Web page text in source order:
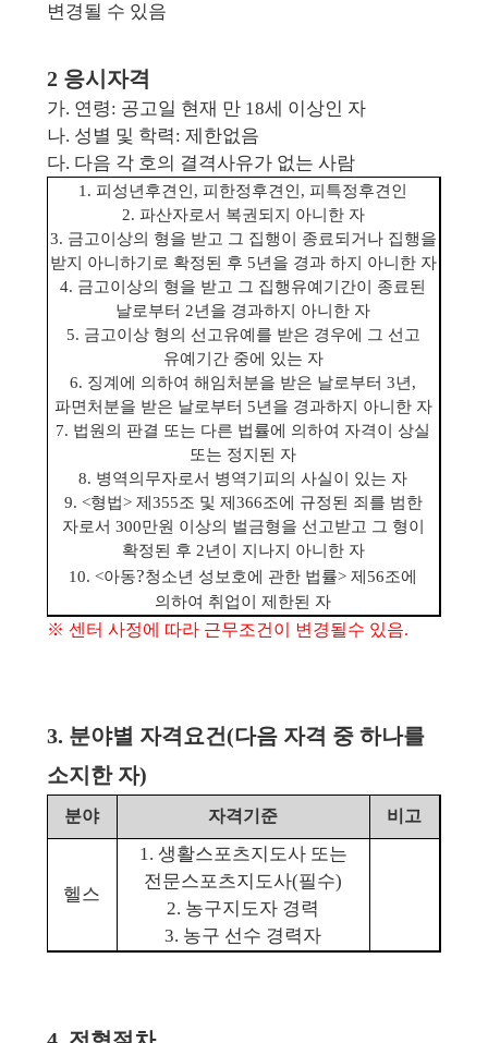
변경될 수 있음
2 응시자격
가. 연령: 공고일 현재 만 18세 이상인 자
나. 성별 및 학력: 제한없음
다. 다음 각 호의 결격사유가 없는 사람
1. 피성년후견인, 피한정후견인, 피특정후견인
2. 파산자로서 복권되지 아니한 자
3. 금고이상의 형을 받고 그 집행이 종료되거나 집행을
받지 아니하기로 확정된 후 5년을 경과 하지 아니한 자
4. 금고이상의 형을 받고 그 집행유예기간이 종료된
날로부터 2년을 경과하지 아니한 자
5. 금고이상 형의 선고유예를 받은 경우에 그 선고
유예기간 중에 있는 자
6. 징계에 의하여 해임처분을 받은 날로부터 3년,
파면처분을 받은 날로부터 5년을 경과하지 아니한 자
7. 법원의 판결 또는 다른 법률에 의하여 자격이 상실
또는 정지된 자
8. 병역의무자로서 병역기피의 사실이 있는 자
9. <형법> 제355조 및 제366조에 규정된 죄를 범한
자로서 300만원 이상의 벌금형을 선고받고 그 형이
확정된 후 2년이 지나지 아니한 자
10. <아동?청소년 성보호에 관한 법률> 제56조에
의하여 취업이 제한된 자
※ 센터 사정에 따라 근무조건이 변경될수 있음.
3. 분야별 자격요건(다음 자격 중 하나를
소지한 자)
분야 자격기준 비고
헬스
1. 생활스포츠지도사 또는
전문스포츠지도사(필수)
2. 농구지도자 경력
3. 농구 선수 경력자